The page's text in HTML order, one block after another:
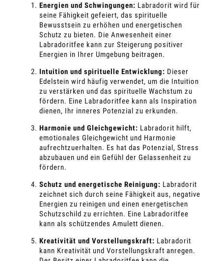
Energien und Schwingungen: Labradorit wird für
seine Fähigkeit gefeiert, das spirituelle
Bewusstsein zu erhöhen und energetischen
Schutz zu bieten. Die Anwesenheit einer
Labradoritfee kann zur Steigerung positiver
Energien in Ihrer Umgebung beitragen.
Intuition und spirituelle Entwicklung: Dieser
Edelstein wird häufig verwendet, um die Intuition
zu verstärken und das spirituelle Wachstum zu
fördern. Eine Labradoritfee kann als Inspiration
dienen, Ihr inneres Potenzial zu erkunden.
Harmonie und Gleichgewicht: Labradorit hilft,
emotionales Gleichgewicht und Harmonie
aufrechtzuerhalten. Es hat das Potenzial, Stress
abzubauen und ein Gefühl der Gelassenheit zu
fördern.
Schutz und energetische Reinigung: Labradorit
zeichnet sich durch seine Fähigkeit aus, negative
Energien zu reinigen und einen energetischen
Schutzschild zu errichten. Eine Labradoritfee
kann als schützendes Amulett dienen.
Kreativität und Vorstellungskraft: Labradorit
kann Kreativität und Vorstellungskraft anregen.